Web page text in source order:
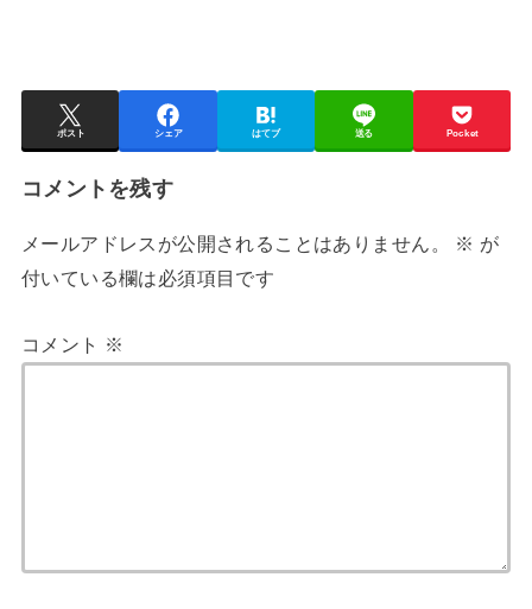
ポスト シェア はてブ 送る Pocket
コメントを残す
メールアドレスが公開されることはありません。 ※ が
付いている欄は必須項目です
コメント ※